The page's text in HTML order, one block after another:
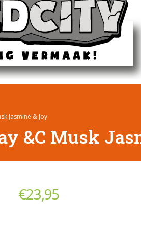
Jasmine & Joy
&C Musk
€23,95